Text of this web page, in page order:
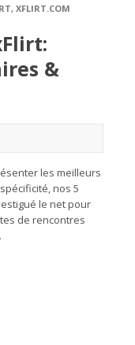
, XFLIRT.COM
&
les meilleurs
nos 5
le net pour
de rencontres